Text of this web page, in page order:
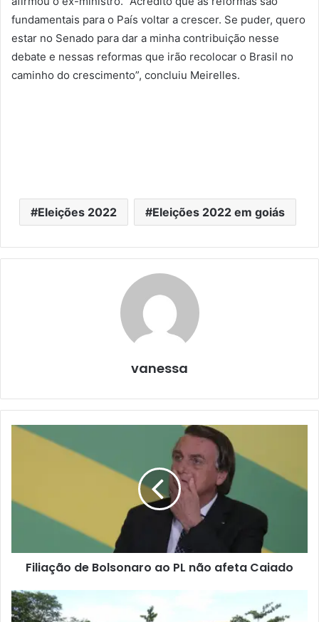
fundamentais para o País voltar a crescer. Se puder, quero
estar no Senado para dar a minha contribuição nesse
debate e nessas reformas que irão recolocar o Brasil no
caminho do crescimento”, concluiu Meirelles.
Eleições 2022 Eleições 2022 em goiás
vanessa
Filiação de Bolsonaro ao PL não afeta Caiado